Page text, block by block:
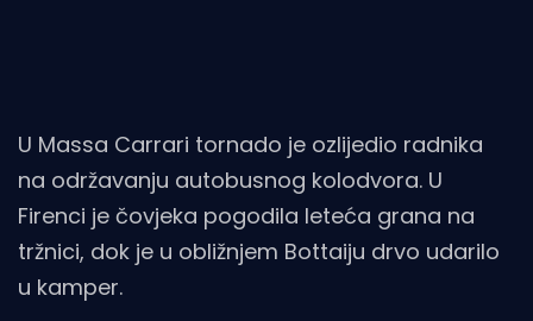
U Massa Carrari tornado je ozlijedio radnika
na održavanju autobusnog kolodvora. U
Firenci je čovjeka pogodila leteća grana na
tržnici, dok je u obližnjem Bottaiju drvo udarilo
u kamper.